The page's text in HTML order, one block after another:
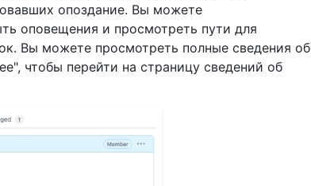
опоздание. Вы можете
оповещения и просмотреть пути для
Вы можете просмотреть полные сведения об
чтобы перейти на страницу сведений об